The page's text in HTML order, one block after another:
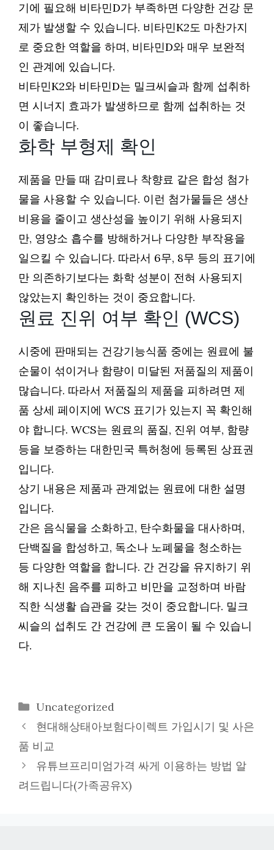
기에 필요해 비타민D가 부족하면 다양한 건강 문
제가 발생할 수 있습니다. 비타민K2도 마찬가지
로 중요한 역할을 하며, 비타민D와 매우 보완적
인 관계에 있습니다.
비타민K2와 비타민D는 밀크씨슬과 함께 섭취하
면 시너지 효과가 발생하므로 함께 섭취하는 것
이 좋습니다.
화학 부형제 확인
제품을 만들 때 감미료나 착향료 같은 합성 첨가
물을 사용할 수 있습니다. 이런 첨가물들은 생산
비용을 줄이고 생산성을 높이기 위해 사용되지
만, 영양소 흡수를 방해하거나 다양한 부작용을
일으킬 수 있습니다. 따라서 6무, 8무 등의 표기에
만 의존하기보다는 화학 성분이 전혀 사용되지
않았는지 확인하는 것이 중요합니다.
원료 진위 여부 확인 (WCS)
시중에 판매되는 건강기능식품 중에는 원료에 불
순물이 섞이거나 함량이 미달된 저품질의 제품이
많습니다. 따라서 저품질의 제품을 피하려면 제
품 상세 페이지에 WCS 표기가 있는지 꼭 확인해
야 합니다. WCS는 원료의 품질, 진위 여부, 함량
등을 보증하는 대한민국 특허청에 등록된 상표권
입니다.
상기 내용은 제품과 관계없는 원료에 대한 설명
입니다.
간은 음식물을 소화하고, 탄수화물을 대사하며,
단백질을 합성하고, 독소나 노폐물을 청소하는
등 다양한 역할을 합니다. 간 건강을 유지하기 위
해 지나친 음주를 피하고 비만을 교정하며 바람
직한 식생활 습관을 갖는 것이 중요합니다. 밀크
씨슬의 섭취도 간 건강에 큰 도움이 될 수 있습니
다.
카
테
고
리
Uncategorized
현대해상태아보험다이렉트 가입시기 및 사은
품 비교
유튜브프리미엄가격 싸게 이용하는 방법 알
려드립니다(가족공유X)